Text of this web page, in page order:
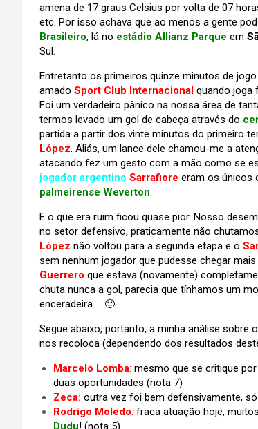
amena de 17 graus Celsius por volta de 07
etc. Por isso achava que ao menos a gente
Brasileiro, lá no estádio Allianz Parque em
Sul.
Entretanto os primeiros quinze minutos de
amado Sport Club Internacional quando joga
Foi um verdadeiro pânico na nossa área de
termos levado um gol de cabeça através do
partida a partir dos vinte minutos do primeiro
López. Aliás, um lance dele chamou-me a
atacando fez um gesto com a mão como se
jogador argentino Sarrafiore eram os únicos
palmeirense Weverton.
E o que era ruim ficou quase pior. Nosso
no setor defensivo, praticamente não
López não voltou para a segunda etapa e o
sem nenhum jogador que pudesse chegar
Guerrero que estava (novamente)
chuta nunca a gol, parecia que tínhamos um
enceradeira … 🙁
Segue abaixo, portanto, a minha análise sobre
nos recoloca (dependendo dos resultados
Marcelo Lomba: mesmo que se critique
duas oportunidades (nota 7)
Zeca: outra vez foi bem defensivamente,
Rodrigo Moledo: fraca atuação hoje, muitos
Dudu! (nota 5)